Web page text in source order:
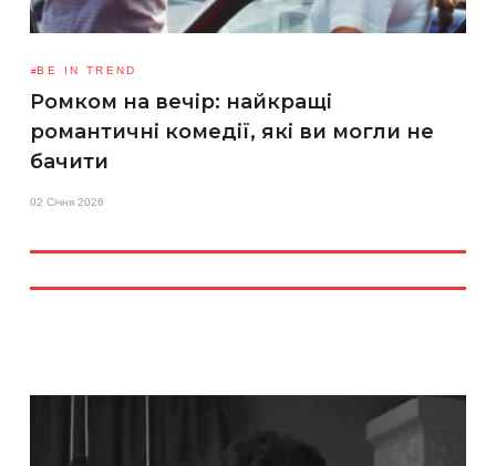
BE IN TREND
Ромком на вечір: найкращі
романтичні комедії, які ви могли не
бачити
02 Січня 2026